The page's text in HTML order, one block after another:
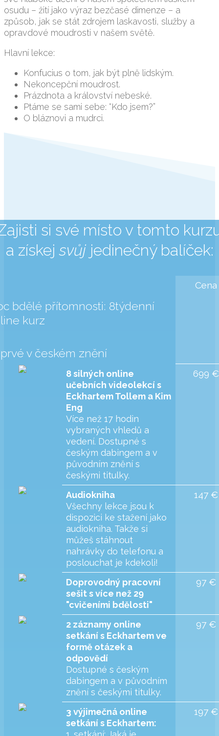
osudu – žití jako výraz bezčasé dimenze – a
způsob, jak se stát zdrojem laskavosti, služby a
opravdové moudrosti v našem světě.
Hlavní lekce:
Konfucius o tom, jak být plně lidským.
Nekoncepční moudrost.
Prázdnota a království nebeské.
Ptáme se sami sebe: “Kdo jsem?”
O bláznovi a mudrci.
si své místo v tomto
a získejsvůjjedinečný balíček:
bdělé přítomnosti: 8týdenní
kurz
v českém znění
Cena
8 silných online
učebních videolekcí s
Eckhartem Tollem a Kim
Eng
Více než 17 hodin
vybraných vhledů a
vedení. Dostupné s
českým dabingem a v
původním znění s
českými titulky.
699 €
Audiokniha
Všechny lekce jsou k
dispozici ke stažení jako
audiokniha. Takže si
můžeš stáhnout
nahrávky do telefonu a
poslouchat je kdekoli!
147 €
Doprovodný pracovní
sešit s více než 29
"cvičeními bdělosti"
97 €
2 záznamy online
setkání s Eckhartem ve
formě otázek a
odpovědí
Dostupné s českým
dabingem a v původním
znění s českými titulky.
97 €
3 výjimečná online
setkání s Eckhartem:
197 €